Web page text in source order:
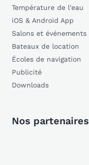
Température de l'eau
iOS & Android App
Salons et événements
Bateaux de location
Écoles de navigation
Publicité
Downloads
Nos partenaires